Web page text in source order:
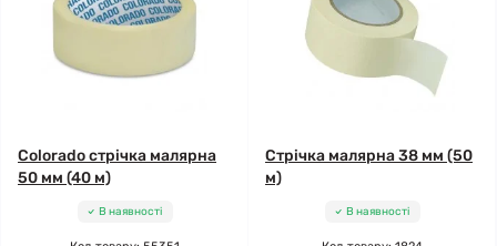
Colorado стрічка малярна
50 мм (40 м)
В наявності
Стрічка малярна 38 мм (50
м)
В наявності